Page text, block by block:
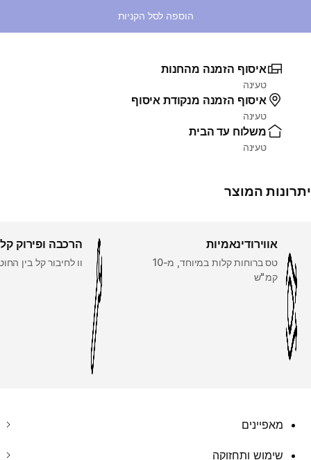
הוספה לסל הקניות
איסוף הזמנה מהחנות
טעינה
איסוף הזמנה מנקודת איסוף
טעינה
משלוח עד הבית
טעינה
יתרונות המוצר
אווירודינאמיות
טס ברוחות קלות במיוחד, מ-10
קמ"ש
הרכבה ופירוק
וו לחיבור קל בין
מאפיינים
שימוש ותחזוקה